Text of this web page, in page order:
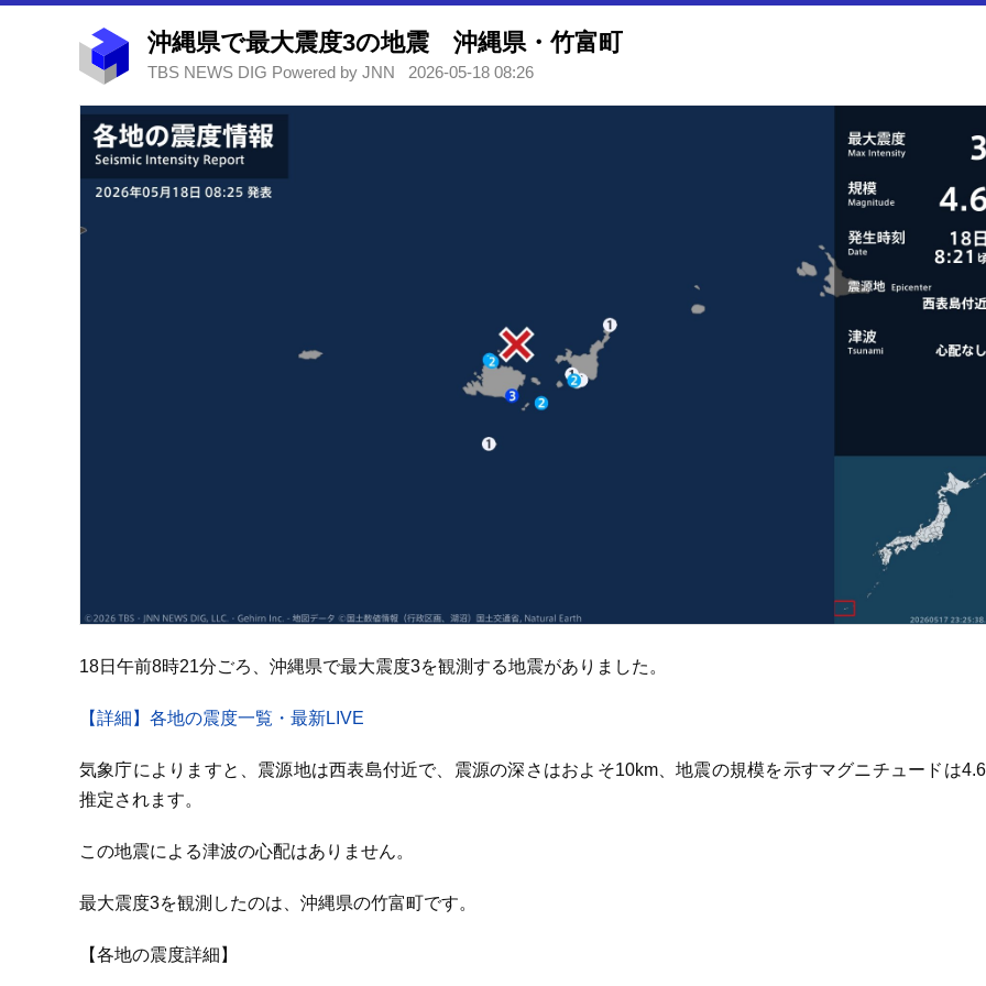
沖縄県で最大震度3の地震 沖縄県・竹富町
TBS NEWS DIG Powered by JNN 2026-05-18 08:26
18日午前8時21分ごろ、沖縄県で最大震度3を観測する地震がありました。
【詳細】各地の震度一覧・最新LIVE
気象庁によりますと、震源地は西表島付近で、震源の深さはおよそ10km、地震の規模を示すマグニチュードは
推定されます。
この地震による津波の心配はありません。
最大震度3を観測したのは、沖縄県の竹富町です。
【各地の震度詳細】